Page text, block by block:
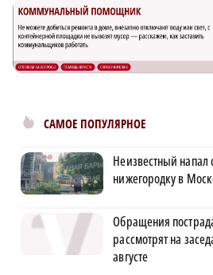
САМОЕ ПОПУЛЯРНОЕ
Неизвестный напал
нижегородку в
Обращения
рассмотрят на
августе